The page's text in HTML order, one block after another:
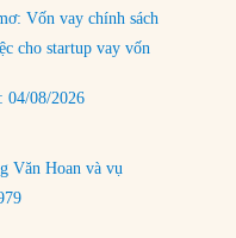
có giúp
chiến trường?
Vốn vay chính sách
cho startup vay vốn
04/08/2026
Văn Hoan và vụ